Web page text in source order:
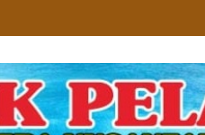
TRANSPORTASI